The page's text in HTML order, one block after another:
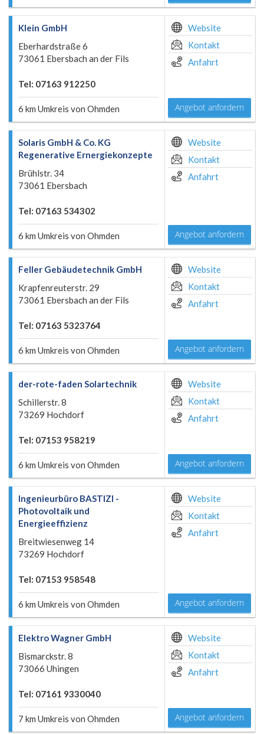
Klein GmbH
Eberhardstraße 6
73061 Ebersbach an der Fils
Tel: 07163 912250
6 km Umkreis von Ohmden
Website
Kontakt
Anfahrt
Angebot anfordern
Solaris GmbH & Co. KG
Regenerative Ernergiekonzepte
Brühlstr. 34
73061 Ebersbach
Tel: 07163 534302
6 km Umkreis von Ohmden
Website
Kontakt
Anfahrt
Angebot anfordern
Feller Gebäudetechnik GmbH
Krapfenreuterstr. 29
73061 Ebersbach an der Fils
Tel: 07163 5323764
6 km Umkreis von Ohmden
Website
Kontakt
Anfahrt
Angebot anfordern
der-rote-faden Solartechnik
Schillerstr. 8
73269 Hochdorf
Tel: 07153 958219
6 km Umkreis von Ohmden
Website
Kontakt
Anfahrt
Angebot anfordern
Ingenieurbüro BASTIZI -
Photovoltaik und
Energieeffizienz
Breitwiesenweg 14
73269 Hochdorf
Tel: 07153 958548
6 km Umkreis von Ohmden
Website
Kontakt
Anfahrt
Angebot anfordern
Elektro Wagner GmbH
Bismarckstr. 8
73066 Uhingen
Tel: 07161 9330040
7 km Umkreis von Ohmden
Website
Kontakt
Anfahrt
Angebot anfordern